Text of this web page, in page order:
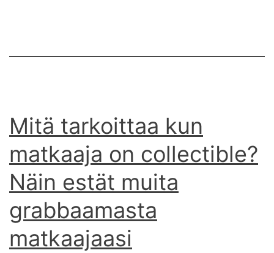
Mitä tarkoittaa kun
matkaaja on collectible?
Näin estät muita
grabbaamasta
matkaajaasi